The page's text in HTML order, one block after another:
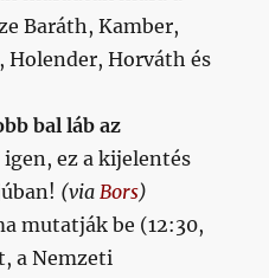
Baráth, Kamber,
Holender, Horváth és
bal láb az
igen, ez a kijelentés
(viaBors)
mutatják be (12:30,
a Nemzeti